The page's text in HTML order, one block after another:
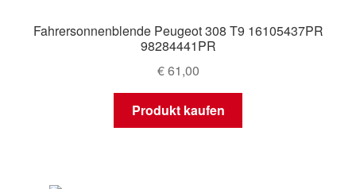
Fahrersonnenblende Peugeot 308 T9 16105437PR
98284441PR
€61,00
Produkt kaufen